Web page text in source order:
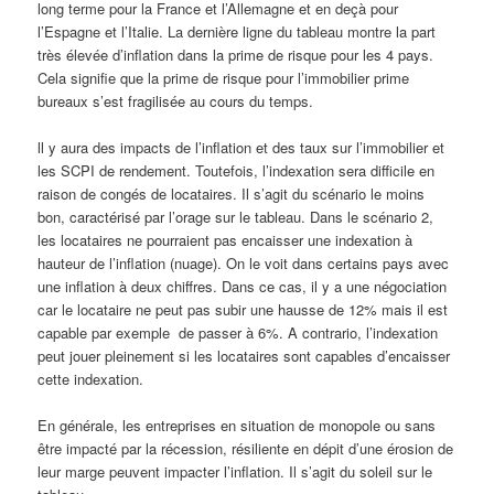
long terme pour la France et l’Allemagne et en deçà pour
l’Espagne et l’Italie. La dernière ligne du tableau montre la part
très élevée d’inflation dans la prime de risque pour les 4 pays.
Cela signifie que la prime de risque pour l’immobilier prime
bureaux s’est fragilisée au cours du temps.
ll y aura des impacts de l’inflation et des taux sur l’immobilier et
les SCPI de rendement. Toutefois, l’indexation sera difficile en
raison de congés de locataires. Il s’agit du scénario le moins
bon, caractérisé par l’orage sur le tableau. Dans le scénario 2,
les locataires ne pourraient pas encaisser une indexation à
hauteur de l’inflation (nuage). On le voit dans certains pays avec
une inflation à deux chiffres. Dans ce cas, il y a une négociation
car le locataire ne peut pas subir une hausse de 12% mais il est
capable par exemple de passer à 6%. A contrario, l’indexation
peut jouer pleinement si les locataires sont capables d’encaisser
cette indexation.
En générale, les entreprises en situation de monopole ou sans
être impacté par la récession, résiliente en dépit d’une érosion de
leur marge peuvent impacter l’inflation. Il s’agit du soleil sur le